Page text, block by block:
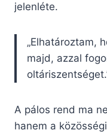
jelenléte.
„Elhatároztam,
majd, azzal
A pálos rend ma
hanem a